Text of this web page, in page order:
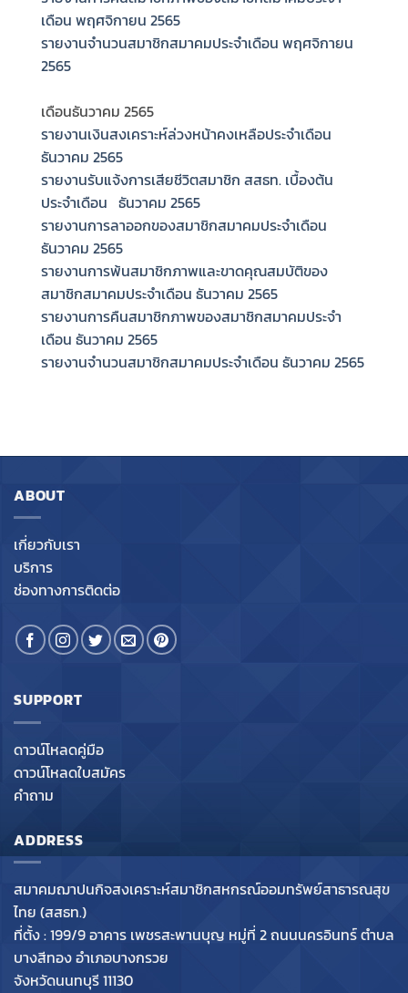
เดือน พฤศจิกายน 2565
รายงานจำนวนสมาชิกสมาคมประจำเดือน พฤศจิกายน
2565
เดือนธันวาคม 2565
รายงานเงินสงเคราะห์ล่วงหน้าคงเหลือประจำเดือน
ธันวาคม 2565
รายงานรับแจ้งการเสียชีวิตสมาชิก สสธท. เบื้องต้น
ประจำเดือน ธันวาคม 2565
รายงานการลาออกของสมาชิกสมาคมประจำเดือน
ธันวาคม 2565
รายงานการพ้นสมาชิกภาพและขาดคุณสมบัติของ
สมาชิกสมาคมประจำเดือน ธันวาคม 2565
รายงานการคืนสมาชิกภาพของสมาชิกสมาคมประจำ
เดือน ธันวาคม 2565
รายงานจำนวนสมาชิกสมาคมประจำเดือน ธันวาคม 2565
ABOUT
เกี่ยวกับเรา
บริการ
ช่องทางการติดต่อ
SUPPORT
ดาวน์โหลดคู่มือ
ดาวน์โหลดใบสมัคร
คำถาม
ADDRESS
สมาคมฌาปนกิจสงเคราะห์สมาชิกสหกรณ์ออมทรัพย์สาธารณสุข
ไทย (สสธท.)
ที่ตั้ง : 199/9 อาคาร เพชรสะพานบุญ หมู่ที่ 2 ถนนนครอินทร์ ตำบล
บางสีทอง อำเภอบางกรวย
จังหวัดนนทบุรี 11130